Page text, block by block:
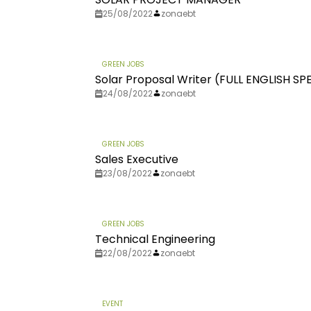
25/08/2022 zonaebt
GREEN JOBS
Solar Proposal Writer (FULL ENGLISH
24/08/2022 zonaebt
GREEN JOBS
Sales Executive
23/08/2022 zonaebt
GREEN JOBS
Technical Engineering
22/08/2022 zonaebt
EVENT